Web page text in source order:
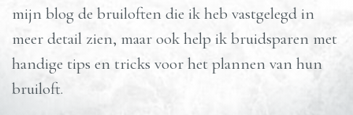
mijn blog de bruiloften die ik heb vastgelegd in
meer detail zien, maar ook help ik bruidsparen met
handige tips en tricks voor het plannen van hun
bruiloft.